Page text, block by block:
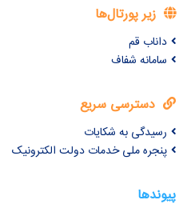
زیر پورتال‌ها
داناب قم
سامانه شفاف
دسترسی سریع
رسیدگی به شکایات
پنجره ملی خدمات دولت الکترونیک
پیوندها